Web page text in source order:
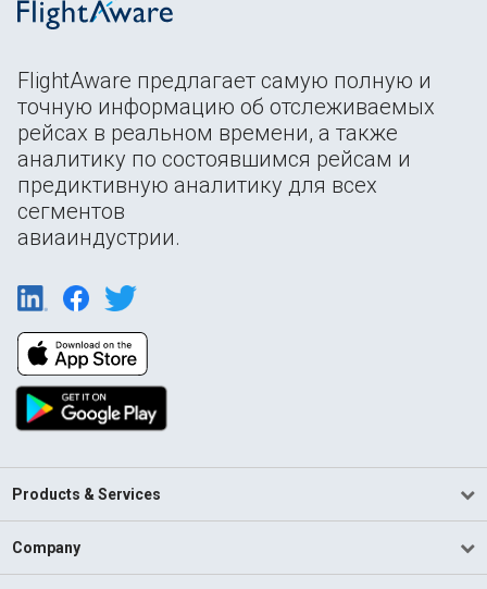
FlightAware предлагает самую полную и
точную информацию об отслеживаемых
рейсах в реальном времени, а также
аналитику по состоявшимся рейсам и
предиктивную аналитику для всех
сегментов
авиаиндустрии.
Products & Services
Company